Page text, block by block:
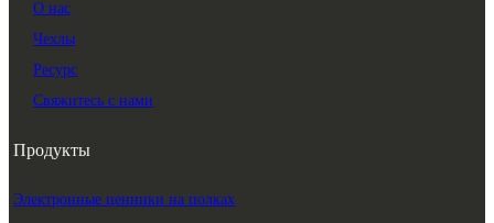
О нас
Чехлы
Ресурс
Свяжитесь с нами
Продукты
Электронные ценники на полках